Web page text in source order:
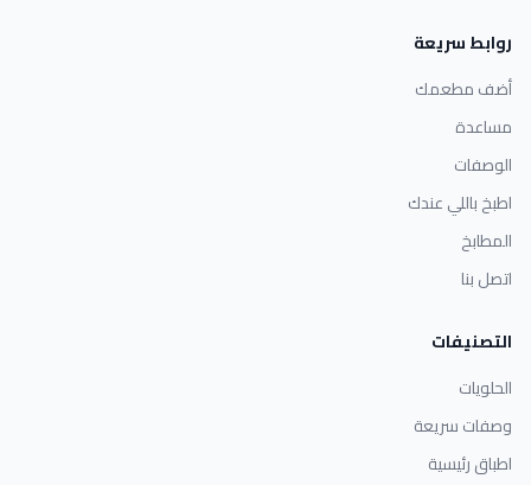
روابط سريعة
أضف مطعمك
مساعدة
الوصفات
اطبخ باللي عندك
المطابخ
اتصل بنا
التصنيفات
الحلويات
وصفات سريعة
اطباق رئيسية